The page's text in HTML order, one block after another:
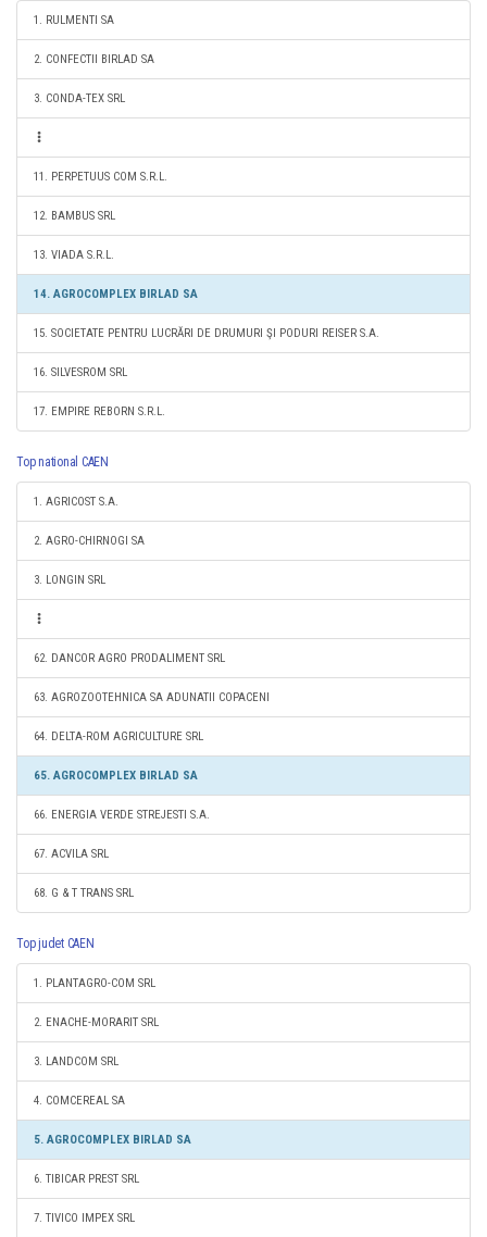
1. RULMENTI SA
2. CONFECTII BIRLAD SA
3. CONDA-TEX SRL
11. PERPETUUS COM S.R.L.
12. BAMBUS SRL
13. VIADA S.R.L.
14. AGROCOMPLEX BIRLAD SA
15. SOCIETATE PENTRU LUCRĂRI DE DRUMURI ŞI PODURI REISER S.A.
16. SILVESROM SRL
17. EMPIRE REBORN S.R.L.
Top national CAEN
1. AGRICOST S.A.
2. AGRO-CHIRNOGI SA
3. LONGIN SRL
62. DANCOR AGRO PRODALIMENT SRL
63. AGROZOOTEHNICA SA ADUNATII COPACENI
64. DELTA-ROM AGRICULTURE SRL
65. AGROCOMPLEX BIRLAD SA
66. ENERGIA VERDE STREJESTI S.A.
67. ACVILA SRL
68. G & T TRANS SRL
Top judet CAEN
1. PLANTAGRO-COM SRL
2. ENACHE-MORARIT SRL
3. LANDCOM SRL
4. COMCEREAL SA
5. AGROCOMPLEX BIRLAD SA
6. TIBICAR PREST SRL
7. TIVICO IMPEX SRL